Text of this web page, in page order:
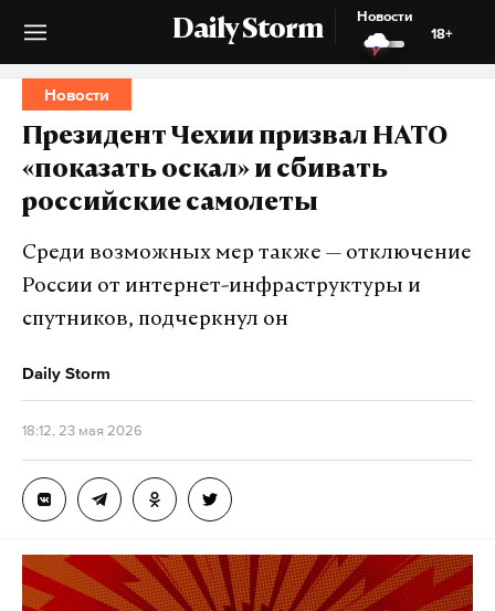
Daily Storm
Новости
18+
Новости
Президент Чехии призвал НАТО
«показать оскал» и сбивать
российские самолеты
Среди возможных мер также — отключение
России от интернет-инфраструктуры и
спутников, подчеркнул он
Daily Storm
18:12, 23 мая 2026